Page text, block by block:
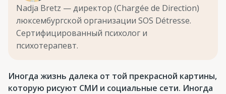
Nadja Bretz — директор (Chargée de Direction)
люксембургской организации SOS Détresse.
Сертифицированный психолог и
психотерапевт.
Иногда жизнь далека от той прекрасной картины,
которую рисуют СМИ и социальные сети. Иногда